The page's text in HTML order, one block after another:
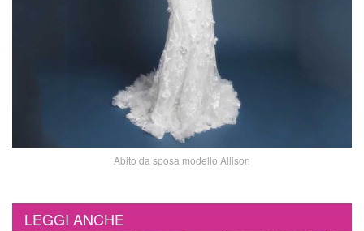
Abito da sposa modello Allison
LEGGI ANCHE